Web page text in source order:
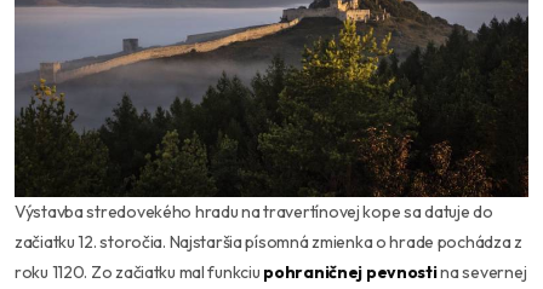
Výstavba stredovekého hradu na travertínovej kope sa datuje do
začiatku 12. storočia. Najstaršia písomná zmienka o hrade pochádza z
roku 1120. Zo začiatku mal funkciu pohraničnej pevnostina severnej